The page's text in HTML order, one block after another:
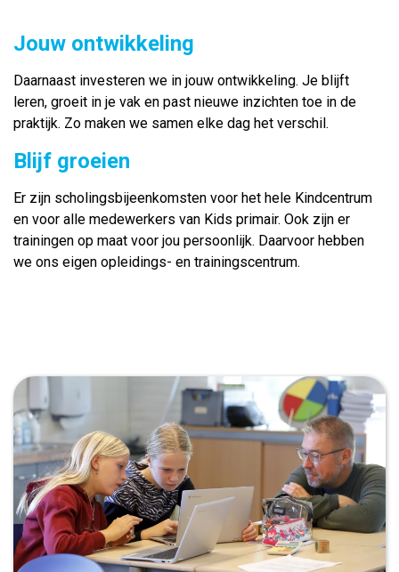
Jouw ontwikkeling
Daarnaast investeren we in jouw ontwikkeling. Je blijft
leren, groeit in je vak en past nieuwe inzichten toe in de
praktijk. Zo maken we samen elke dag het verschil.
Blijf groeien
Er zijn scholingsbijeenkomsten voor het hele Kindcentrum
en voor alle medewerkers van Kids primair. Ook zijn er
trainingen op maat voor jou persoonlijk. Daarvoor hebben
we ons eigen opleidings- en trainingscentrum.